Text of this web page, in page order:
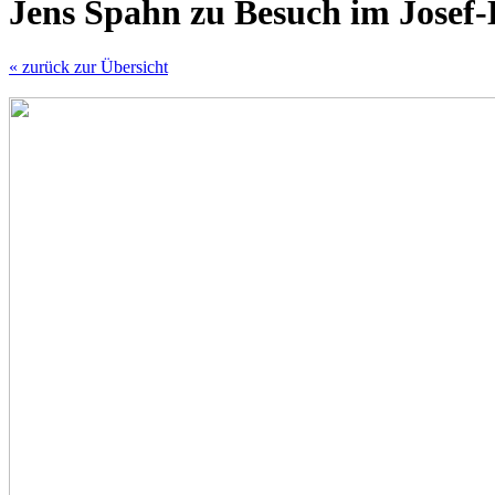
Jens Spahn zu Besuch im
« zurück zur Übersicht